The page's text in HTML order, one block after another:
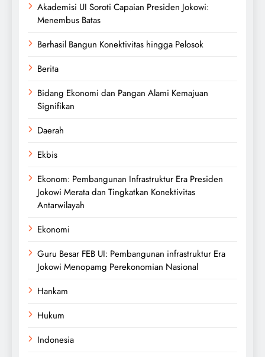
Akademisi UI Soroti Capaian Presiden Jokowi:
Menembus Batas
Berhasil Bangun Konektivitas hingga Pelosok
Berita
Bidang Ekonomi dan Pangan Alami Kemajuan
Signifikan
Daerah
Ekbis
Ekonom: Pembangunan Infrastruktur Era Presiden
Jokowi Merata dan Tingkatkan Konektivitas
Antarwilayah
Ekonomi
Guru Besar FEB UI: Pembangunan infrastruktur Era
Jokowi Menopamg Perekonomian Nasional
Hankam
Hukum
Indonesia